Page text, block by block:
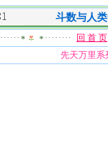
斗数与人
回 首 页
先天万里系